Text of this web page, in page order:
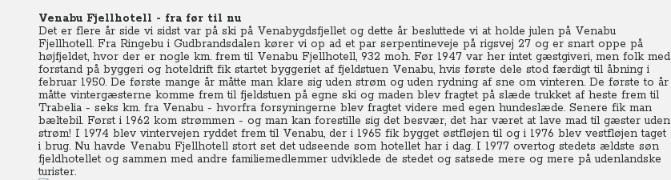
Venabu Fjellhotell - fra før til nu
Det er flere år side vi sidst var på ski på Venabygdsfjellet og dette år besluttede vi at holde julen på Venabu
Fjellhotell. Fra Ringebu i Gudbrandsdalen kører vi op ad et par serpentineveje på rigsvej 27 og er snart oppe på
højfjeldet, hvor der er nogle km. frem til Venabu Fjellhotell, 932 moh. Før 1947 var her intet gæstgiveri, men folk med
forstand på byggeri og hoteldrift fik startet byggeriet af fjeldstuen Venabu, hvis første dele stod færdigt til åbning i
februar 1950. De første mange år måtte man klare sig uden strøm og uden rydning af sne om vinteren. De første to år
måtte vintergæsterne komme frem til fjeldstuen på egne ski og maden blev fragtet på slæde trukket af heste frem til
Trabelia - seks km. fra Venabu - hvorfra forsyningerne blev fragtet videre med egen hundeslæde. Senere fik man
bæltebil. Først i 1962 kom strømmen - og man kan forestille sig det besvær, det har været at lave mad til gæster uden
strøm! I 1974 blev vintervejen ryddet frem til Venabu, der i 1965 fik bygget østfløjen til og i 1976 blev vestfløjen taget
i brug. Nu havde Venabu Fjellhotell stort set det udseende som hotellet har i dag. I 1977 overtog stedets ældste søn
fjeldhotellet og sammen med andre familiemedlemmer udviklede de stedet og satsede mere og mere på udenlandske
turister.